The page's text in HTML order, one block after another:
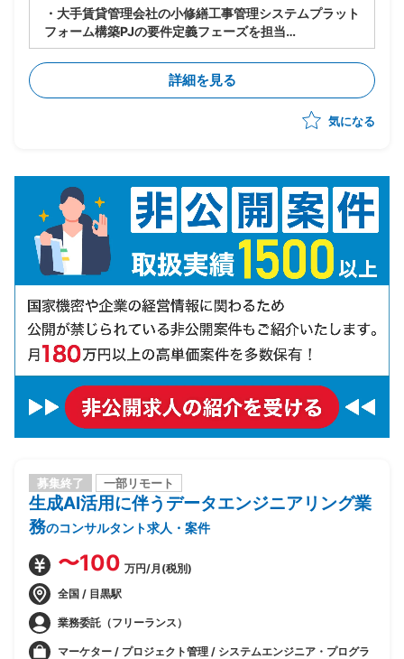
・大手賃貸管理会社の小修繕工事管理システムプラット
フォーム構築PJの要件定義フェーズを担当
・AsIs-ToBe業務、該当部門の要求事項を整理
・実装の優先度を整理し、要求を元に開発工数・費用の
・要求定義書の作成(RFPも含まれる可能性有)
詳細を見る
気になる
募集終了 一部リモート
生成AI活用に伴うデータエンジニアリング業
務のコンサルタント求人・案件
〜100 万円/月(税別)
全国 / 目黒駅
業務委託（フリーランス）
マーケター / プロジェクト管理 / システムエンジニア・プログラ